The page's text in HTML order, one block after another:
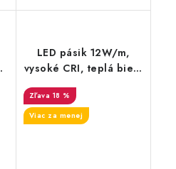
LED pásik 12W/m,
vysoké CRI, teplá biela
3200K
18 %
Viac za menej